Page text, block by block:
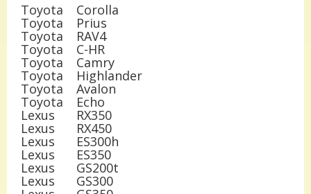
Toyota Corolla
Toyota Prius
Toyota RAV4
Toyota C-HR
Toyota Camry
Toyota Highlander
Toyota Avalon
Toyota Echo
Lexus RX350
Lexus RX450
Lexus ES300h
Lexus ES350
Lexus GS200t
Lexus GS300